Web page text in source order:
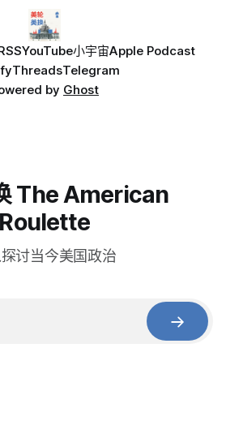
YouTube小宇宙Apple Podcast
ThreadsTelegram
by Ghost
The American
Roulette
讨当今美国政治